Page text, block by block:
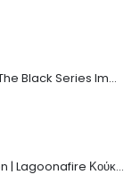
Φιγούρα Δράσης Star Wars The Black Series Imperial Remnant Stormtrooper #05
Monster High: Freaky Fusion | Lagoonafire Κούκλα Mattel 2013 - 28εκ